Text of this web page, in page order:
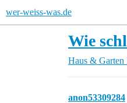
wer-weiss-was.de
Wie
Haus & Garten
anon53309284